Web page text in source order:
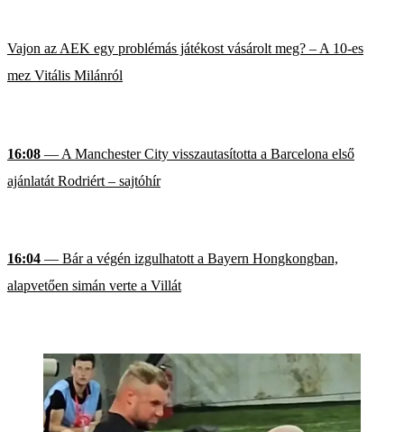
Vajon az AEK egy problémás játékost vásárolt meg? – A 10-es
mez Vitális Milánról
16:08 — A Manchester City visszautasította a Barcelona első
ajánlatát Rodriért – sajtóhír
16:04 — Bár a végén izgulhatott a Bayern Hongkongban,
alapvetően simán verte a Villát